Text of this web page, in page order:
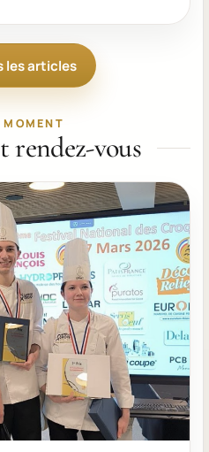
les articles
rendez-vous